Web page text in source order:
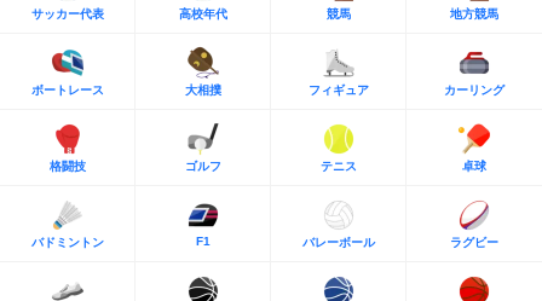
サッカー代表 高校年代 競馬 地方競馬
ボートレース 大相撲 フィギュア カーリング
格闘技 ゴルフ テニス 卓球
バドミントン F1 バレーボール ラグビー